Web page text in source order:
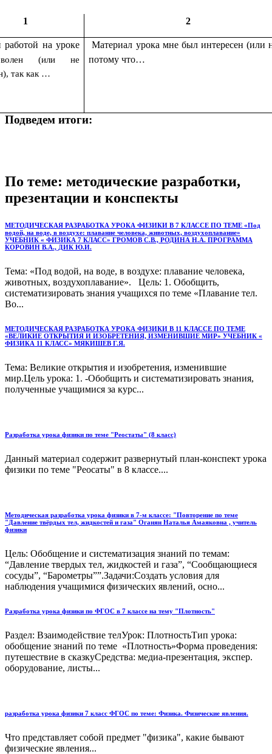
1 2
работой на уроке
(или не
так как …
Материал урока мне был интересен (или
потому что…
Подведем итоги:
По теме: методические разработки,
презентации и конспекты
МЕТОДИЧЕСКАЯ РАЗРАБОТКА УРОКА ФИЗИКИ В 7 КЛАССЕ ПО ТЕМЕ «Под
водой, на воде, в воздухе: плавание человека, животных, воздухоплавание»
УЧЕБНИК « ФИЗИКА 7 КЛАСС» ГРОМОВ С.В., РОДИНА Н.А. ПРОГРАММА
КОРОВИН В.А., ДИК Ю.И.
Тема: «Под водой, на воде, в воздухе: плавание человека,
животных, воздухоплавание». Цель: 1. Обобщить,
систематизировать знания учащихся по теме «Плавание тел.
Во...
МЕТОДИЧЕСКАЯ РАЗРАБОТКА УРОКА ФИЗИКИ В 11 КЛАССЕ ПО ТЕМЕ
«ВЕЛИКИЕ ОТКРЫТИЯ И ИЗОБРЕТЕНИЯ, ИЗМЕНИВШИЕ МИР» УЧЕБНИК «
ФИЗИКА 11 КЛАСС» МЯКИШЕВ Г.Я.
Тема: Великие открытия и изобретения, изменившие
мир.Цель урока: 1. -Обобщить и систематизировать знания,
полученные учащимися за курс...
Разработка урока физики по теме "Реостаты" (8 класс)
Данный материал содержит развернутый план-конспект урока
физики по теме "Реосаты" в 8 классе....
Методическая разработка урока физики в 7-м классе: "Повторение по теме
"Давление твёрдых тел, жидкостей и газа" Оганян Наталья Амаяковна , учитель
физики
Цель: Обобщение и систематизация знаний по темам:
“Давление твердых тел, жидкостей и газа”, “Сообщающиеся
сосуды”, “Барометры””.Задачи:Создать условия для
наблюдения учащимися физических явлений, осно...
Разработка урока физики по ФГОС в 7 классе на тему "Плотность"
Раздел: Взаимодействие телУрок: ПлотностьТип урока:
обобщение знаний по теме «Плотность»Форма проведения:
путешествие в сказкуСредства: медиа-презентация, экспер.
оборудование, листы...
разработка урока физики 7 класс ФГОС по теме: Физика. Физические явления.
Что представляет собой предмет "физика", какие бывают
физические явления...